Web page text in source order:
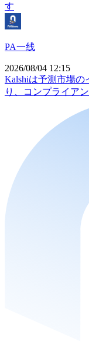
す
PA一线
2026/08/04 12:15
Kalshiは予測市場の
り、コンプライア